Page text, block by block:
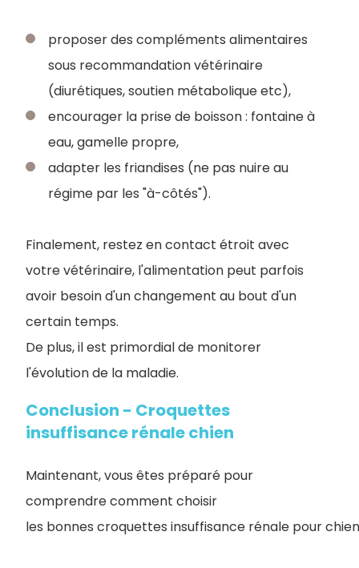
proposer des compléments alimentaires
sous recommandation vétérinaire
(diurétiques, soutien métabolique etc),
encourager la prise de boisson : fontaine à
eau, gamelle propre,
adapter les friandises (ne pas nuire au
régime par les "à-côtés").
Finalement, restez en contact étroit avec
votre vétérinaire, l'alimentation peut parfois
avoir besoin d'un changement au bout d'un
certain temps.
De plus, il est primordial de monitorer
l'évolution de la maladie.
Conclusion - Croquettes
insuffisance rénale chien
Maintenant, vous êtes préparé pour
comprendre comment choisir
les bonnes croquettes insuffisance rénale pour